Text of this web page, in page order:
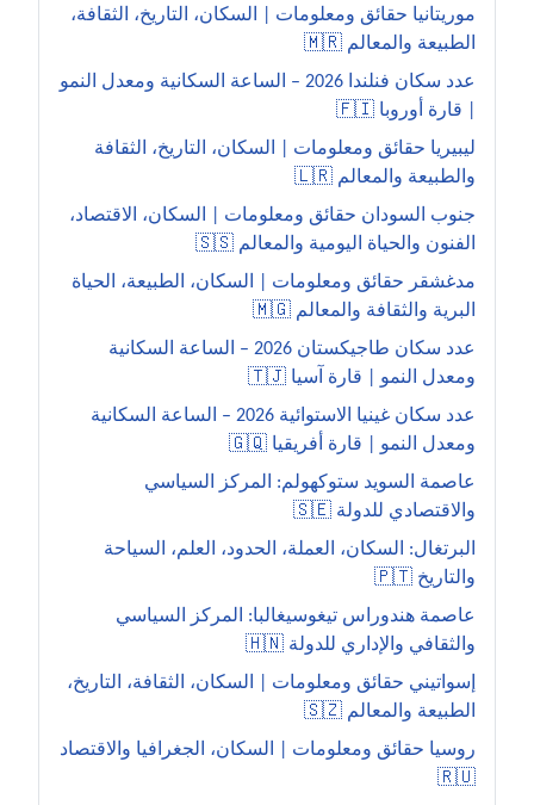
موريتانيا حقائق ومعلومات | السكان، التاريخ، الثقافة،
الطبيعة والمعالم 🇲🇷
عدد سكان فنلندا 2026 – الساعة السكانية ومعدل النمو
| قارة أوروبا 🇫🇮
ليبيريا حقائق ومعلومات | السكان، التاريخ، الثقافة
والطبيعة والمعالم 🇱🇷
جنوب السودان حقائق ومعلومات | السكان، الاقتصاد،
الفنون والحياة اليومية والمعالم 🇸🇸
مدغشقر حقائق ومعلومات | السكان، الطبيعة، الحياة
البرية والثقافة والمعالم 🇲🇬
عدد سكان طاجيكستان 2026 – الساعة السكانية
ومعدل النمو | قارة آسيا 🇹🇯
عدد سكان غينيا الاستوائية 2026 – الساعة السكانية
ومعدل النمو | قارة أفريقيا 🇬🇶
عاصمة السويد ستوكهولم: المركز السياسي
والاقتصادي للدولة 🇸🇪
البرتغال: السكان، العملة، الحدود، العلم، السياحة
والتاريخ 🇵🇹
عاصمة هندوراس تيغوسيغالبا: المركز السياسي
والثقافي والإداري للدولة 🇭🇳
إسواتيني حقائق ومعلومات | السكان، الثقافة، التاريخ،
الطبيعة والمعالم 🇸🇿
روسيا حقائق ومعلومات | السكان، الجغرافيا والاقتصاد
🇷🇺